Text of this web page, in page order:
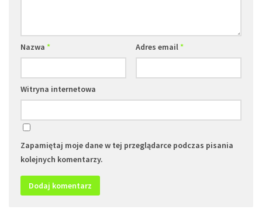
Nazwa * Adres email*
Witryna internetowa
Zapamiętaj moje dane w tej przeglądarce podczas pisania
kolejnych komentarzy.